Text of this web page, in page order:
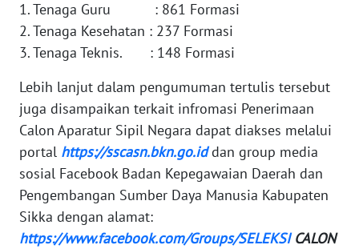
1. Tenaga Guru : 861 Formasi
2. Tenaga Kesehatan : 237 Formasi
3. Tenaga Teknis. : 148 Formasi
Lebih lanjut dalam pengumuman tertulis tersebut
juga disampaikan terkait infromasi Penerimaan
Calon Aparatur Sipil Negara dapat diakses melalui
portal https://sscasn.bkn.go.id dan group media
sosial Facebook Badan Kepegawaian Daerah dan
Pengembangan Sumber Daya Manusia Kabupaten
Sikka dengan alamat:
https://www.facebook.com/Groups/SELEKSICALON
WN
RIAU
SERAMBI
WN
JAMBI
WN
SULTRA